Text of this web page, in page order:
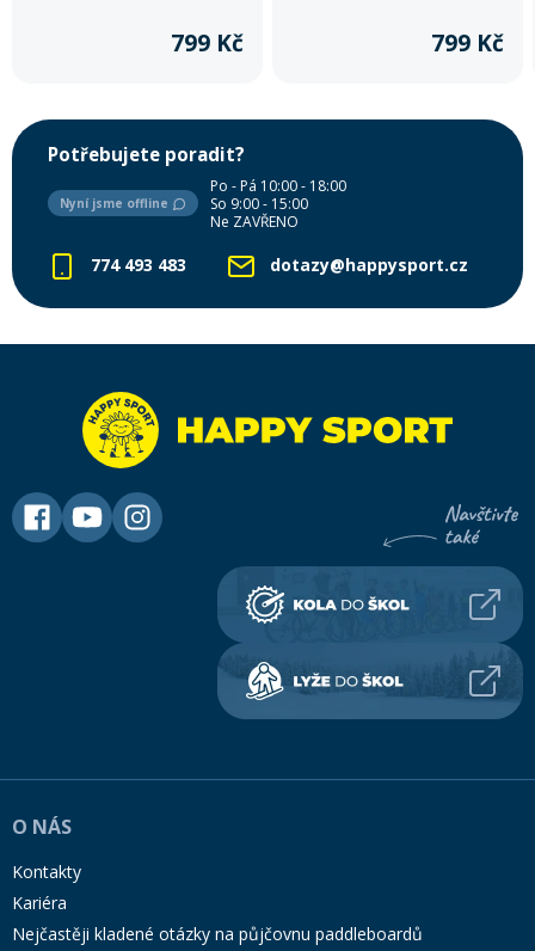
799 Kč 799 Kč
Potřebujete poradit?
Nyní jsme offline
Po - Pá 10:00 - 18:00
So 9:00 - 15:00
Ne ZAVŘENO
774 493 483 dotazy@happysport.cz
O NÁS
Kontakty
Kariéra
Nejčastěji kladené otázky na půjčovnu paddleboardů